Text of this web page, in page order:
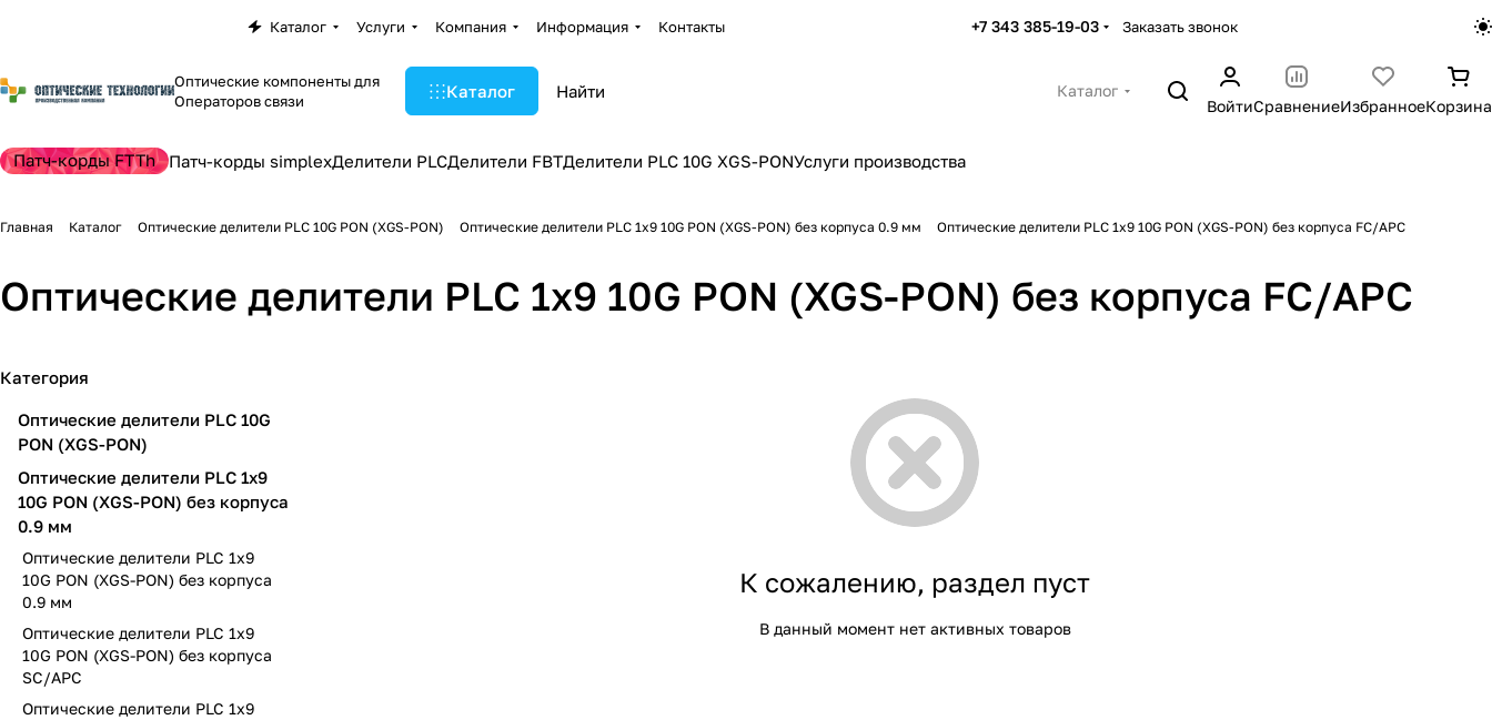
Каталог Услуги Компания Информация Контакты +7 343 385-19-03 Заказать звонок
Оптические компоненты для
Операторов связи
Каталог
Каталог
ВойтиСравнениеИзбранноеКорзина
Патч-корды FTTh Патч-корды simplexДелители PLCДелители FBTДелители PLC 10G XGS-PONУслуги производства
Главная Каталог Оптические делители PLC 10G PON (XGS-PON) Оптические делители PLC 1х9 10G PON (XGS-PON) без корпуса 0.9 мм Оптические делители PLC 1х9 10G PON (XGS-PON) без корпуса FC/APC
Оптические делители PLC 1х9 10G PON (XGS-PON) без корпуса FC/APC
К сожалению, раздел пуст
В данный момент нет активных товаров
Категория
Оптические делители PLC 10G
PON (XGS-PON)
Оптические делители PLC 1х9
10G PON (XGS-PON) без корпуса
0.9 мм
Оптические делители PLC 1х9
10G PON (XGS-PON) без корпуса
0.9 мм
Оптические делители PLC 1х9
10G PON (XGS-PON) без корпуса
SC/APC
Оптические делители PLC 1х9